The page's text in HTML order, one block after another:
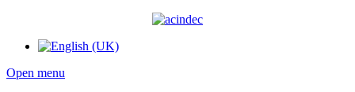
Open menu